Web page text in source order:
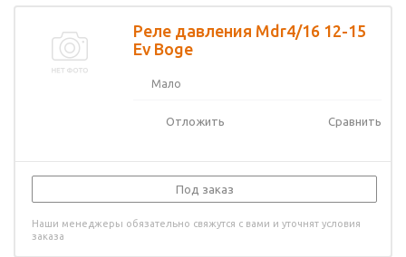
Реле давления Mdr4/16 12-15
Ev Boge
Мало
Отложить Сравнить
Под заказ
Наши менеджеры обязательно свяжутся с вами и уточнят условия
заказа